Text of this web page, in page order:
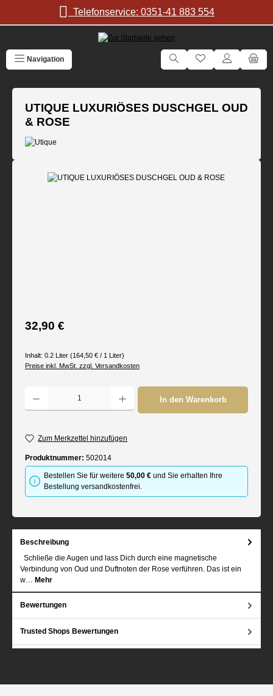
Zum Hauptinhalt springenTelefonservice: 0351-41 883 554
Navigation
UTIQUE LUXURIÖSES DUSCHGEL OUD
& ROSE
Bildergalerie überspringen
Regulärer Preis:
32,90 €
Inhalt: 0.2 Liter (164,50 € / 1 Liter)
Preise inkl. MwSt. zzgl. Versandkosten
Produkt Anzahl: Gib den gewünschten Wert ein oder benutze die Schaltflächen um
In den Warenkorb
Zum Merkzettel hinzufügen
Produktnummer: 502014
Bestellen Sie für weitere50,00 € und Sie erhalten Ihre
Bestellung versandkostenfrei.
Beschreibung
Schließe die Augen und lass Dich durch eine magnetische
Verbindung von Oud und Duftnoten der Rose verführen. Das ist ein
w… Mehr
Bewertungen
Trusted Shops Bewertungen